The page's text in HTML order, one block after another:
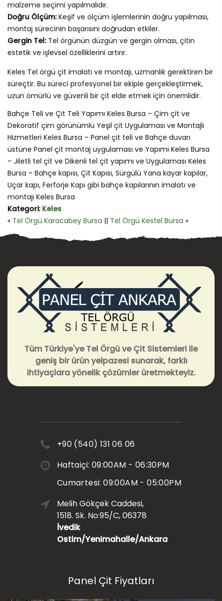
malzeme seçimi yapılmalıdır.
Doğru Ölçüm:Keşif ve ölçüm işlemlerinin doğru yapılması,
montaj sürecinin başarısını doğrudan etkiler.
Gergin Tel:Tel örgünün düzgün ve gergin olması, çitin
estetik ve işlevsel özelliklerini artırır.
Keles Tel örgü çit imalatı ve montajı, uzmanlık gerektiren bir
süreçtir. Bu süreci profesyonel bir ekiple gerçekleştirmek,
uzun ömürlü ve güvenli bir çit elde etmek için önemlidir.
Bahçe Teli ve Çit Teli Yapımı Keles Bursa – Çim çit ve
Dekoratif çim görünümlü Yeşil çit Uygulaması ve Montajlı
Hizmetleri Keles Bursa – Panel çit teli ve Bahçe duvarı
üstüne Panel çit montaj uygulaması ve Yapımı Keles Bursa
– Jiletli tel çit ve Dikenli tel çit yapımı ve Uygulaması Keles
Bursa – Bahçe kapısı, Çit Kapısı, Sürgülü Yana kayar kapılar,
Uçar kapı, Ferforje Kapı gibi bahçe kapılarının imalatı ve
montajı Keles Bursa
Kategori: Keles
« Tel Örgü Karacabey Bursa || Tel Örgü Kestel Bursa »
Tüm Türkiye'ye Tel Örgü ve Çit Sistemleri ile
geniş bir ürün yelpazesi sunarak, farklı
ihtiyaçlara yönelik çözümler üretmekteyiz.
+90 (540) 131 06 06
Haftaiçi: 09:00AM - 06:30PM
Cumartesi: 09:00AM - 05:00PM
Melih Gökçek Caddesi,
1518. Sk. No:95/C, 06378
İvedik
Ostim/Yenimahalle/Ankara
Panel Çit Fiyatları